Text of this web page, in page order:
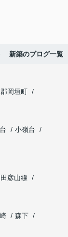
新築のブログ一覧
岡垣町
小嶺台
彦山線
森下